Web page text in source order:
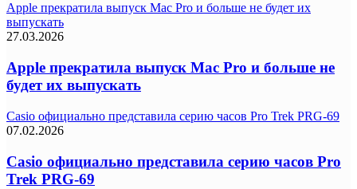
Apple прекратила выпуск Mac Pro и больше не будет их
выпускать
27.03.2026
Apple прекратила выпуск Mac Pro и больше не
будет их выпускать
Casio официально представила серию часов Pro Trek PRG-69
07.02.2026
Casio официально представила серию часов Pro
Trek PRG-69